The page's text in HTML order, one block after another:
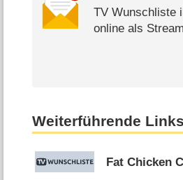
TV Wunschliste
online als
Weiterführende Links
Fat Chicken